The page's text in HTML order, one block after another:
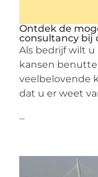
Ontdek de
consultancy bij
Als bedrijf wilt
kansen
veelbelovende
dat u er weet
...